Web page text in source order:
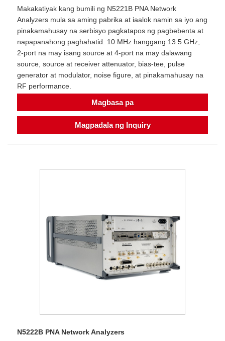
Makakatiyak kang bumili ng N5221B PNA Network
Analyzers mula sa aming pabrika at iaalok namin sa iyo ang
pinakamahusay na serbisyo pagkatapos ng pagbebenta at
napapanahong paghahatid. 10 MHz hanggang 13.5 GHz,
2-port na may isang source at 4-port na may dalawang
source, source at receiver attenuator, bias-tee, pulse
generator at modulator, noise figure, at pinakamahusay na
RF performance.
Magbasa pa
Magpadala ng Inquiry
N5222B PNA Network Analyzers